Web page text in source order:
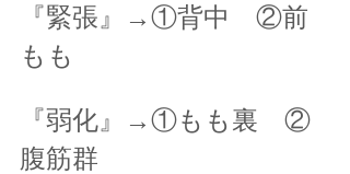
『緊張』→①背中　②前
もも
『弱化』→①もも裏　②
腹筋群